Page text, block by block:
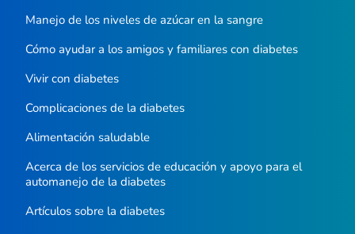
Manejo de los niveles de azúcar en la sangre
Cómo ayudar a los amigos y familiares con diabetes
Vivir con diabetes
Complicaciones de la diabetes
Alimentación saludable
Acerca de los servicios de educación y apoyo para el
automanejo de la diabetes
Artículos sobre la diabetes